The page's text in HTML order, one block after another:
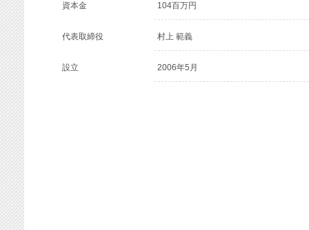
資本金 104百万円
代表取締役 村上 範義
設立 2006年5月